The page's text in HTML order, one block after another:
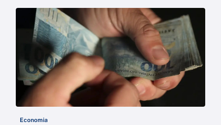
Economia